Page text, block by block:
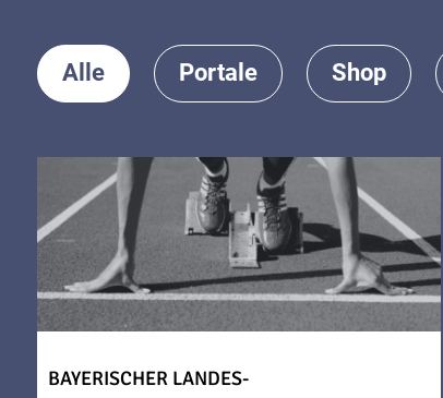
Alle Portale Shop
BAYERISCHER LANDES-